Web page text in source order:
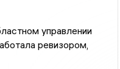
управлении
ревизором,